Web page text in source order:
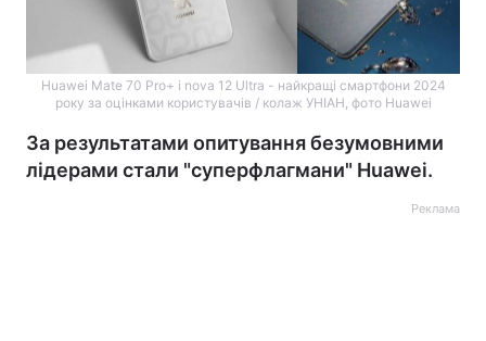
Huawei Mate 70 Pro+ і nova 12 Ultra - найкращі смартфони 2024
року за оцінками користувачів / колаж УНІАН, фото Huawei
За результатами опитування безумовними
лідерами стали "суперфлагмани" Huawei.
Реклама